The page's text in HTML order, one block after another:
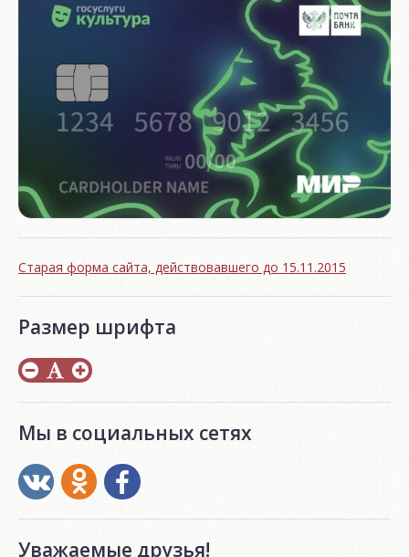
Старая форма сайта, действовавшего до 15.11.2015
Размер шрифта
Мы в социальных сетях
Уважаемые друзья!